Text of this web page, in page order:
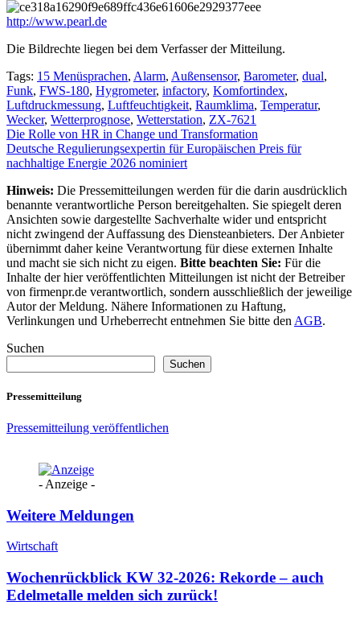
http://www.pearl.de
Die Bildrechte liegen bei dem Verfasser der Mitteilung.
Tags: 15 Menüsprachen, Alarm, Außensensor, Barometer, dual,
Funk, FWS-180, Hygrometer, infactory, Komfortindex,
Luftdruckmessung, Luftfeuchtigkeit, Raumklima, Temperatur,
Wecker, Wetterprognose, Wetterstation, ZX-7621
Beitragsnavigation
Die Rolle von HR in Change und Transformation
Deutsche Regulierungsexpertin für Europäischen Preis für
nachhaltige Energie 2026 nominiert
Hinweis: Die Pressemitteilungen werden für die darin ausdrücklich
benannte verantwortliche Person bereitgehalten. Sie spiegelt deren
Ansichten sowie dargestellte Sachverhalte wider und entspricht
nicht zwingend der Auffassung des Diensteanbieters. Der Anbieter
übernimmt daher keine Verantwortung für diese externen Inhalte
und macht sie sich nicht zu eigen. Bitte beachten Sie: Für die
Inhalte der hier veröffentlichten Mitteilungen ist nicht der Betreiber
von firmenpr.de verantwortlich, sondern ausschließlich der jeweilige
Autor der Meldung. Nähere Informationen zu Haftung,
Verlinkungen und Urheberrecht entnehmen Sie bitte den AGB.
Suchen
Suchen
Pressemitteilung
Pressemitteilung veröffentlichen
- Anzeige -
Weitere Meldungen
Wirtschaft
Wochenrückblick KW 32-2026: Rekorde – auch
Edelmetalle melden sich zurück!